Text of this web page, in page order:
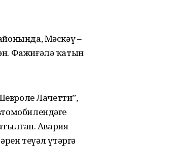
Мәскәү –
Фажиғәлә ҡатын
Лачетти”,
Авария
теүәл үтәргә